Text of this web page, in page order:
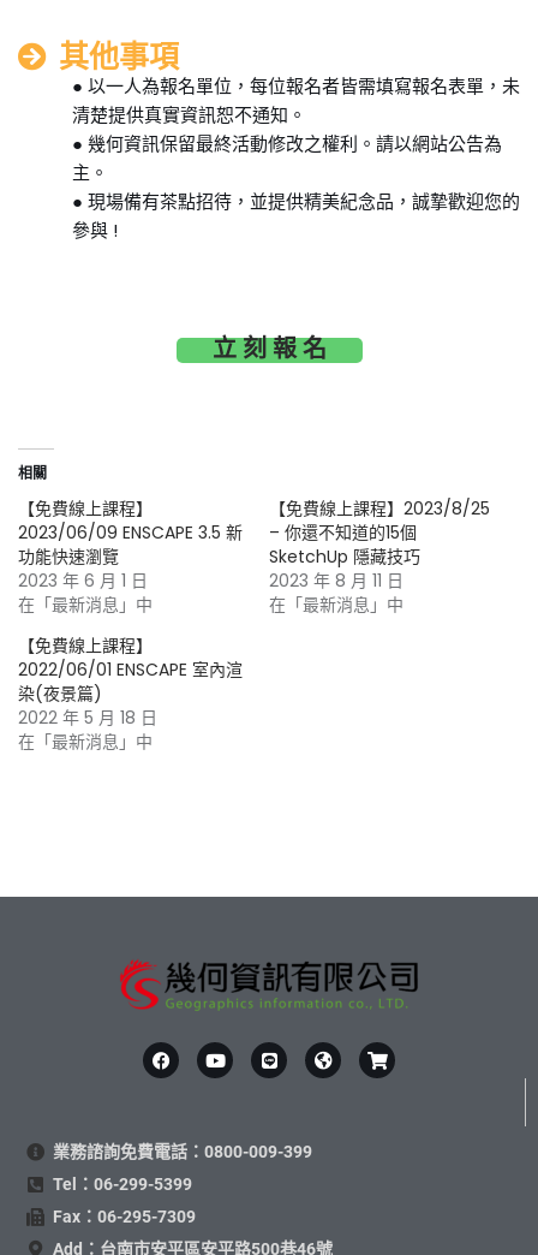
其他事項
● 以一人為報名單位，每位報名者皆需填寫報名表單，未
清楚提供真實資訊恕不通知。
● 幾何資訊保留最終活動修改之權利。請以網站公告為
主。
● 現場備有茶點招待，並提供精美紀念品，誠摯歡迎您的
參與 !
立 刻 報 名
相關
【免費線上課程】
2023/06/09 ENSCAPE 3.5 新
功能快速瀏覽
2023 年 6 月 1 日
在「最新消息」中
【免費線上課程】2023/8/25
– 你還不知道的15個
SketchUp 隱藏技巧
2023 年 8 月 11 日
在「最新消息」中
【免費線上課程】
2022/06/01 ENSCAPE 室內渲
染(夜景篇)
2022 年 5 月 18 日
在「最新消息」中
業務諮詢免費電話：0800-009-399
Tel：06-299-5399
Fax：06-295-7309
Add：台南市安平區安平路500巷46號